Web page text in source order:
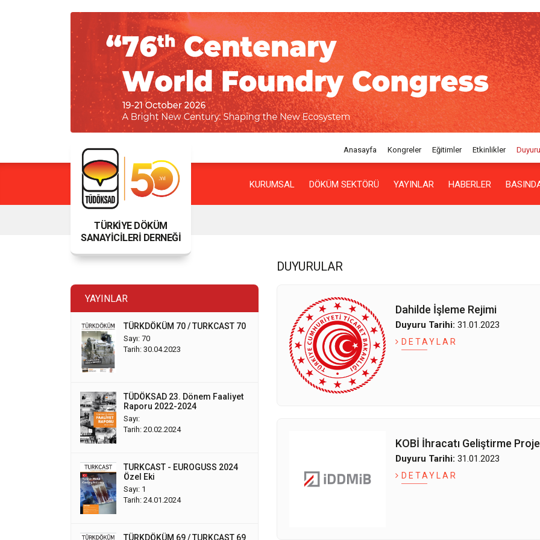
TÜRKİYE DÖKÜM
SANAYİCİLERİ DERNEĞİ
Anasayfa Kongreler Eğitimler Etkinlikler
KURUMSAL DÖKÜM SEKTÖRÜ YAYINLAR HABERLER
YAYINLAR
TÜRKDÖKÜM 70 / TURKCAST 70
Sayı: 70
Tarih: 30.04.2023
TÜDÖKSAD 23. Dönem Faaliyet
Raporu 2022-2024
Sayı:
Tarih: 20.02.2024
TURKCAST - EUROGUSS 2024
Özel Eki
Sayı: 1
Tarih: 24.01.2024
TÜRKDÖKÜM 69 / TURKCAST 69
DUYURULAR
Dahilde İşleme Rejimi
Duyuru Tarihi: 31.01.2023
DETAYLAR
KOBİ İhracatı Geliştirme
Duyuru Tarihi: 31.01.2023
DETAYLAR